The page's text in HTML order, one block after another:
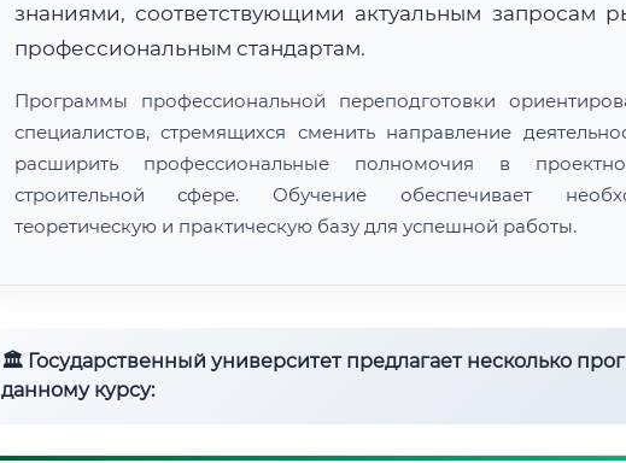
знаниями, соответствующими актуальным запросам
профессиональным стандартам.
Программы профессиональной переподготовки
специалистов, стремящихся сменить направление
расширить профессиональные полномочия в
строительной сфере. Обучение обеспечивает
теоретическую и практическую базу для успешной работы.
🏛 Государственный университет предлагает несколько
данному курсу: